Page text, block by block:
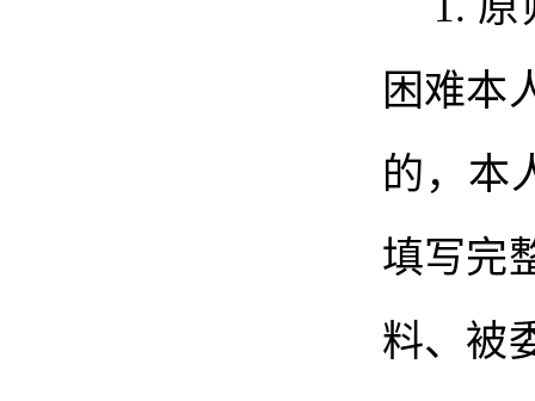
困难本
的，本
填写完
料、被